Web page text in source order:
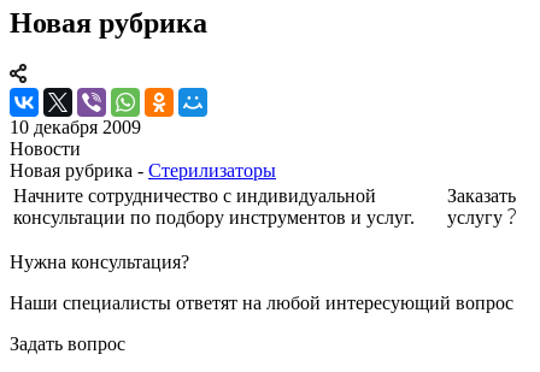
Новая рубрика
10 декабря 2009
Новости
Новая рубрика - Стерилизаторы
Начните сотрудничество с индивидуальной
консультации по подбору инструментов и услуг.
Заказать
услугу
Нужна консультация?
Наши специалисты ответят на любой интересующий вопрос
Задать вопрос